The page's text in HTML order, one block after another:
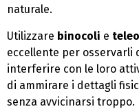
naturale.
Utilizzare binocoli e
eccellente per osservarli
interferire con le loro
di ammirare i dettagli
senza avvicinarsi troppo.